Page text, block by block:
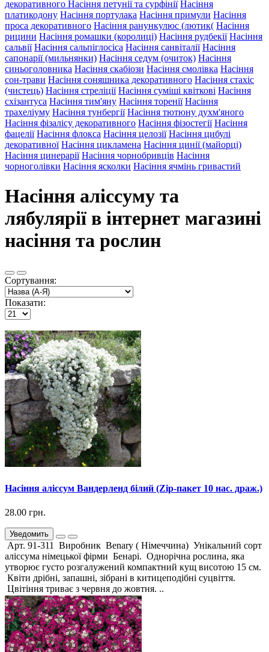
декоративного Насіння петунії та сурфінії Насіння
платикодону Насіння портулака Насіння примули Насіння
проса декоративного Насіння ранункулюс (лютик( Насіння
рицини Насіння ромашки (королиці) Насіння рудбекії Насіння
сальвії Насіння сальпіглосіса Насіння санвіталії Насіння
сапонарії (мильнянки) Насіння седум (очиток) Насіння
синьоголовника Насіння скабіози Насіння смолівка Насіння
сон-трави Насіння соняшника декоративного Насіння стахіс
(чистець) Насіння стреліції Насіння суміші квіткові Насіння
схізантуса Насіння тим'яну Насіння торенії Насіння
трахеліуму Насіння тунбергії Насіння тютюну духм'яного
Насіння фізалісу декоративного Насіння фізостегії Насіння
фацелії Насіння флокса Насіння целозії Насіння цибулі
декоративної Насіння цикламена Насіння цинії (майорці)
Насіння цинерарії Насіння чорнобривців Насіння
чорноголівки Насіння ясколки Насіння ячмінь гривастий
Насіння аліссуму та
лябулярії в інтернет магазині
насіння та рослин
Сортування:
Показати:
Насіння аліссум Вандерленд білий (Zip-пакет 10 нас. драж.)
28.00 грн.
Уведомить
Арт. 91-311 Виробник Benary ( Німеччина) Унікальний сорт
аліссума німецької фірми Бенарі. Однорічна рослина, яка
утворює густо розгалужений компактний кущ висотою 15 см.
Квіти дрібні, запашні, зібрані в китицеподібні суцвіття.
Цвітіння триває з червня до жовтня. ..